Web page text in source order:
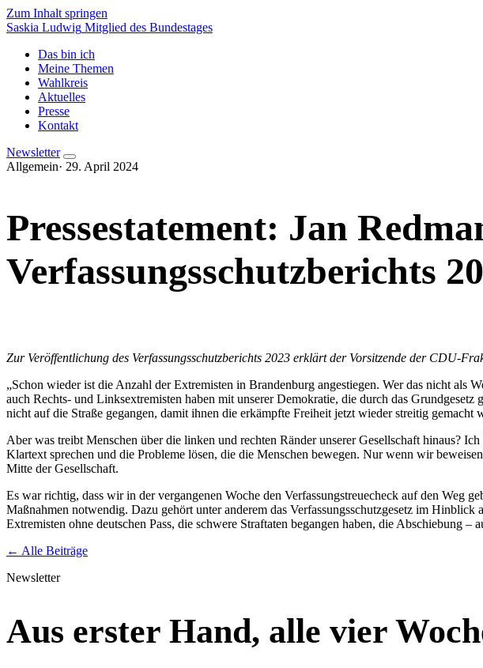
Zum Inhalt springen
Saskia Ludwig Mitglied des Bundestages
Das bin ich
Meine Themen
Wahlkreis
Aktuelles
Presse
Kontakt
Newsletter
Allgemein· 29. April 2024
Pressestatement: Jan
Verfassungsschutzberichts
Zur Veröffentlichung des Verfassungsschutzberichts 2023 erklärt der Vorsitzende der CDU-
„Schon wieder ist die Anzahl der Extremisten in Brandenburg angestiegen. Wer das nicht
auch Rechts- und Linksextremisten haben mit unserer Demokratie, die durch das
nicht auf die Straße gegangen, damit ihnen die erkämpfte Freiheit jetzt wieder streitig gemacht
Aber was treibt Menschen über die linken und rechten Ränder unserer Gesellschaft hinaus?
Klartext sprechen und die Probleme lösen, die die Menschen bewegen. Nur wenn wir
Mitte der Gesellschaft.
Es war richtig, dass wir in der vergangenen Woche den Verfassungstreuecheck auf den Weg
Maßnahmen notwendig. Dazu gehört unter anderem das Verfassungsschutzgesetz im
Extremisten ohne deutschen Pass, die schwere Straftaten begangen haben, die Abschiebung –
← Alle Beiträge
Newsletter
Aus erster Hand, alle vier